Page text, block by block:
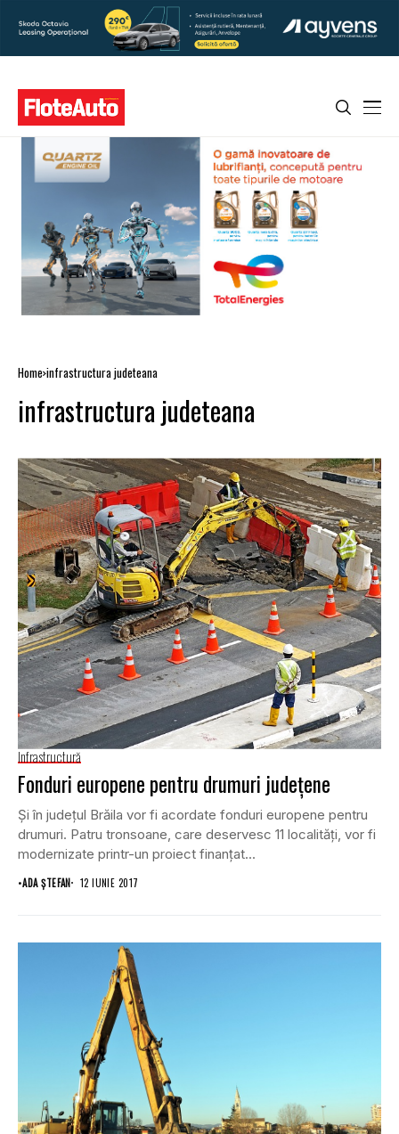
Home infrastructura judeteana
infrastructura judeteana
Infrastructură
Fonduri europene pentru drumuri judeţene
Şi în judeţul Brăila vor fi acordate fonduri europene pentru
drumuri. Patru tronsoane, care deservesc 11 localităţi, vor fi
modernizate printr-un proiect finanţat...
•ADA ȘTEFAN 12 IUNIE 2017